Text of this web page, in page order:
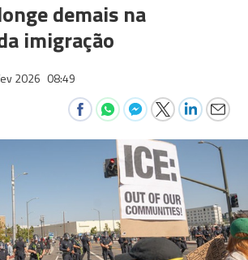
demais na
imigração
2026 08:49